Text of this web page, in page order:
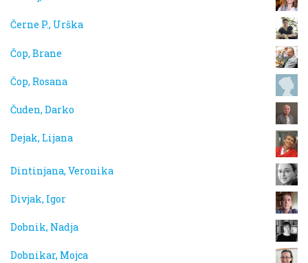
Černe P., Urška
Čop, Brane
Čop, Rosana
Čuden, Darko
Dejak, Lijana
Dintinjana, Veronika
Divjak, Igor
Dobnik, Nadja
Dobnikar, Mojca